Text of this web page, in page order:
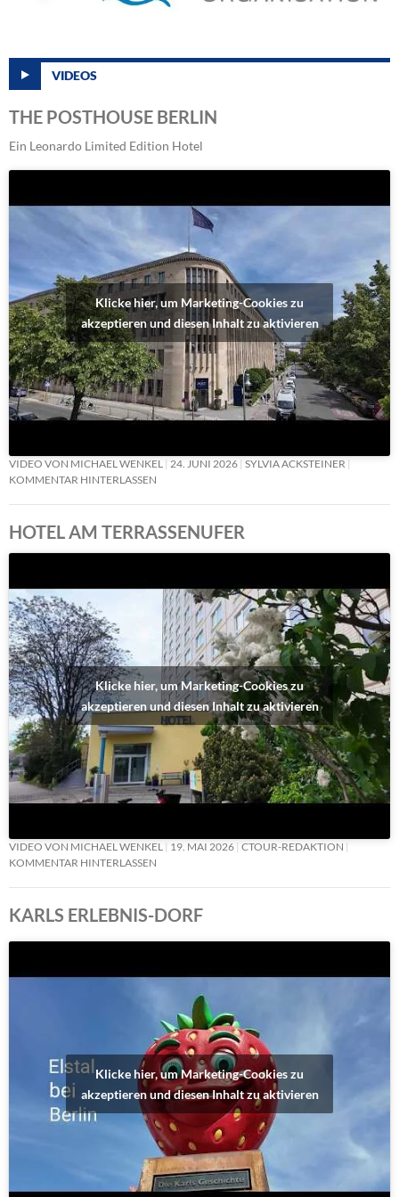
VIDEOS
THE POSTHOUSE BERLIN
Ein Leonardo Limited Edition Hotel
Klicke hier, um Marketing-Cookies zu
akzeptieren und diesen Inhalt zu aktivieren
VIDEO VON MICHAEL WENKEL 24. JUNI 2026 SYLVIA ACKSTEINER
KOMMENTAR HINTERLASSEN
HOTEL AM TERRASSENUFER
Klicke hier, um Marketing-Cookies zu
akzeptieren und diesen Inhalt zu aktivieren
VIDEO VON MICHAEL WENKEL 19. MAI 2026 CTOUR-REDAKTION
KOMMENTAR HINTERLASSEN
KARLS ERLEBNIS-DORF
Klicke hier, um Marketing-Cookies zu
akzeptieren und diesen Inhalt zu aktivieren